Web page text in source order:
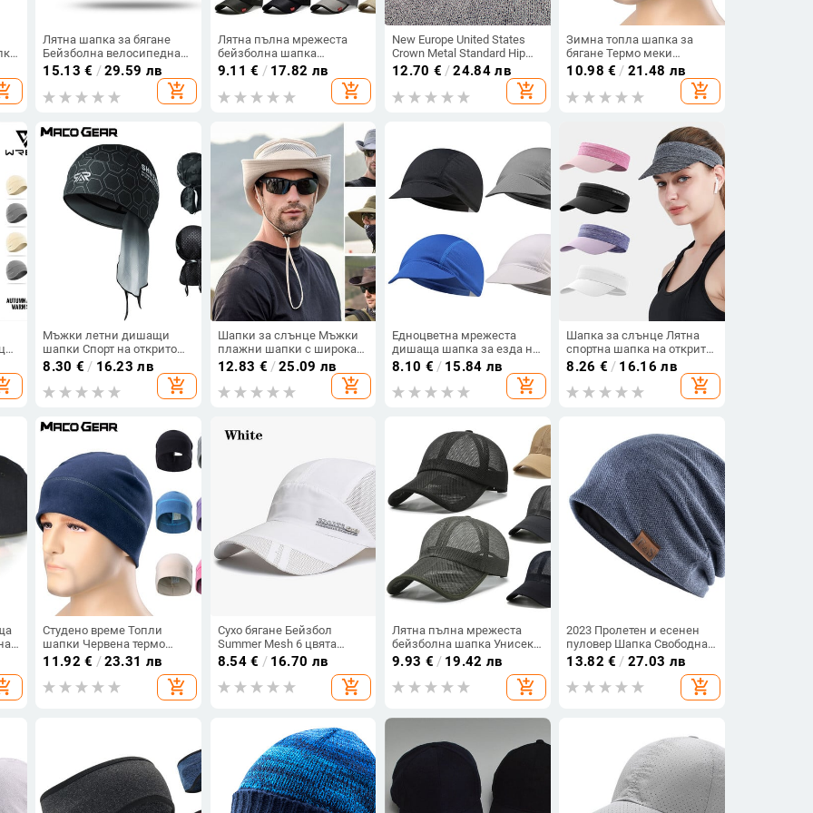
Лятна шапка за бягане
Бейзболна велосипедна
шапка Колоездене
Риболов Спортна шапка
Езда Плетена забрадка
15.13 € /29.59 лв
add_shopping_cart
Лятна пълна мрежеста
бейзболна шапка
Бързосъхнеща охлаждаща
слънцезащитна шапка
Snapback Дишаща
открито шапки за бягане
9.11 € / 17.82 лв
add_shopping_cart
New Europe United States
Crown Metal Standard Hip
Hop Hat Street Hipster Net
Hats Плоска шапка за
двойка Модни бейзболни
12.70 € /24.84 лв
add_shopping_cart
Зимна топла шапка за
бягане Термо меки
спортни шапки
Разтегливи шапки за
сноуборд Каране на ски
Туризъм Колоездене
10.98 € / 21.48 лв
add_shopping_cart
Мъжки летни дишащи
шапки Спорт на открито
Колоездене Пиратска
шапка Бягане Бейзболна
велосипедна шапка Cool
Quick Dry Mesh Cap Women
8.30 € / 16.23 лв
add_shopping_cart
Шапки за слънце Мъжки
плажни шапки с широка
периферия Анти-UV
Дамска шапка с кофа
Летен туризъм Къмпинг
12.83 € /25.09 лв
add_shopping_cart
Едноцветна мрежеста
дишаща шапка за езда на
открито, велосипедна
шапка, слънцезащита,
лятна еластична шапка за
8.10 € / 15.84 лв
add_shopping_cart
Шапка за слънце Лятна
спортна шапка на открито
Обща лента за глава
Празна цилиндър може да
се сгъва Лека езда Бягане
Катерене Риболов Шапка
8.26 € / 16.16 лв
add_shopping_cart
Студено време Топли
шапки Червена термо
шапка за бягане Риболов
Сноуборд Туризъм
Колоездене Мека
11.92 € /23.31 лв
add_shopping_cart
Сухо бягане Бейзбол
Summer Mesh 6 цвята
Gorras Cap Cap Visor Mens
Hat Sport Cool Fashion 2022
Hot Quick Outdoor Popular
8.54€ / 16.70 лв
add_shopping_cart
Лятна пълна мрежеста
бейзболна шапка Унисекс
Шапка за камиони Шапки
за камиони Мъжка шапка
за риболов Бързосъхнеща
шапка за бягане за голф
9.93 € / 19.42 лв
add_shopping_cart
2023 Пролетен и есенен
пуловер Шапка Свободна
плетена шапка за
свободното време Мъжки
и дамски шапки за
открито Ежедневна шапка
13.82 € / 27.03 лв
add_shopping_cart